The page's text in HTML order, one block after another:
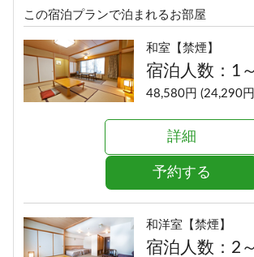
この宿泊プランで泊まれるお部屋
和室【禁煙】
宿泊人数：1
48,580円 (24,290
詳細
予約する
和洋室【禁煙】
宿泊人数：2